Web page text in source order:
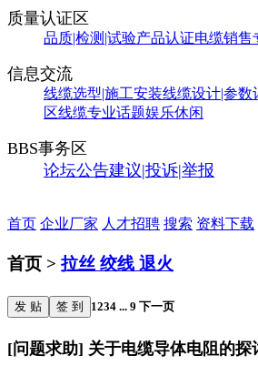
质量认证区
品质|检测|试验产品认证电缆销售
信息交流
线缆选型|施工安装线缆设计|参数
区线缆专业话题娱乐休闲
BBS事务区
论坛公告建议|投诉|举报
首页 企业厂家 人才招聘 搜索 资料下载
首页 > 拉丝 绞线 退火
发 贴 签 到 1234 ... 9 下一页
[问题求助] 关于电缆导体电阻的探